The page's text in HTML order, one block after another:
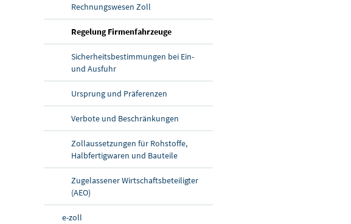
Rechnungswesen Zoll
Regelung Firmenfahrzeuge(aktuelle Seite)
Sicherheitsbestimmungen bei Ein-
und Ausfuhr
Ursprung und Präferenzen
Verbote und Beschränkungen
Zollaussetzungen für Rohstoffe,
Halbfertigwaren und Bauteile
Zugelassener Wirtschaftsbeteiligter
(AEO)
e-zoll